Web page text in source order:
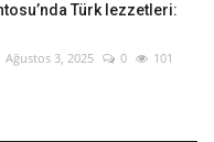
Türk lezzetleri:
Ağustos 3, 2025 0 101